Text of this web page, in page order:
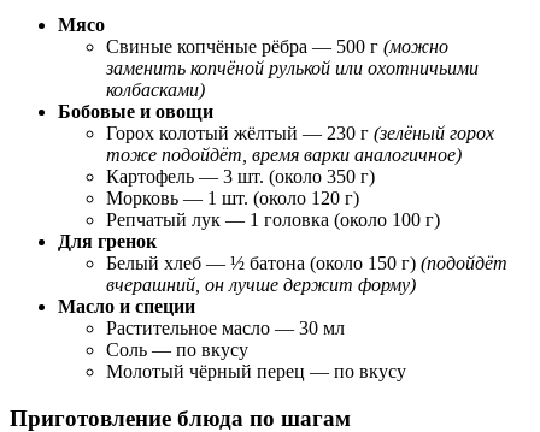
Мясо
Свиные копчёные рёбра — 500 г (можно
заменить копчёной рулькой или охотничьими
колбасками)
Бобовые и овощи
Горох колотый жёлтый — 230 г (зелёный горох
тоже подойдёт, время варки аналогичное)
Картофель — 3 шт. (около 350 г)
Морковь — 1 шт. (около 120 г)
Репчатый лук — 1 головка (около 100 г)
Для гренок
Белый хлеб — ½ батона (около 150 г) (подойдёт
вчерашний, он лучше держит форму)
Масло и специи
Растительное масло — 30 мл
Соль — по вкусу
Молотый чёрный перец — по вкусу
Приготовление блюда по шагам